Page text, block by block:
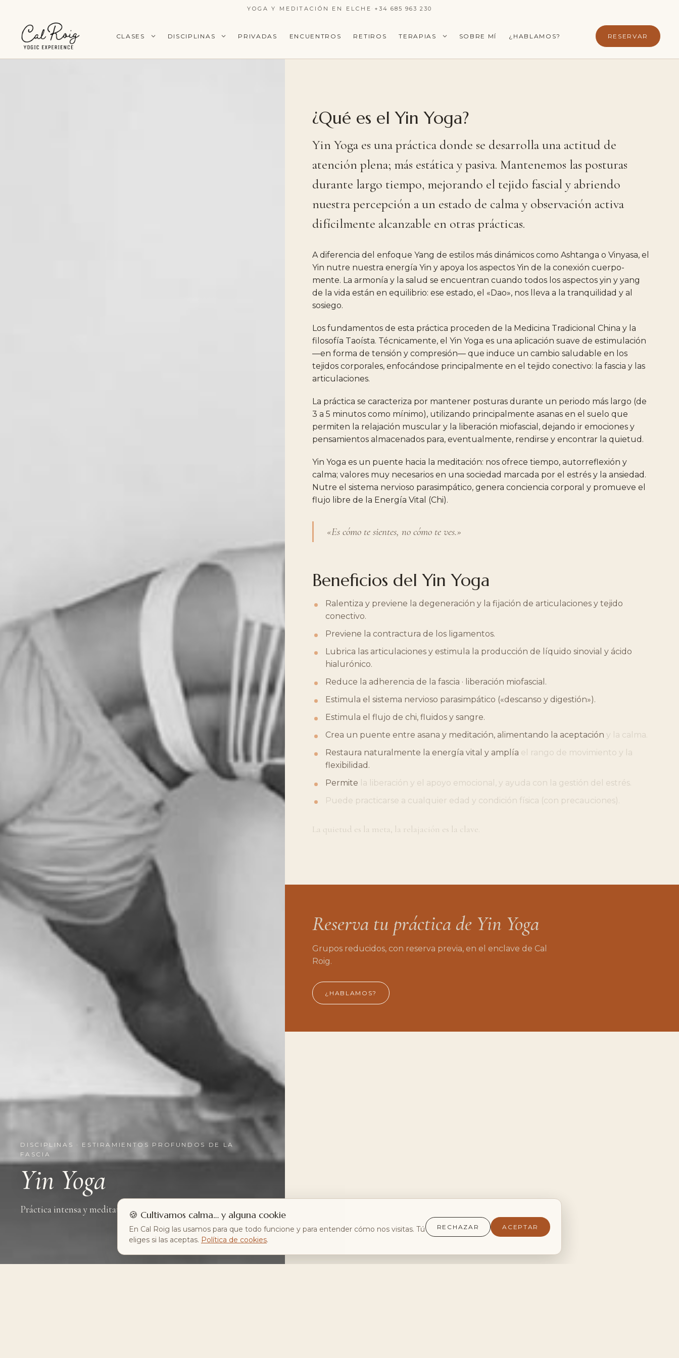
YOGA Y MEDITACIÓN EN ELCHE · +34 685 963 230
CLASES DISCIPLINAS PRIVADAS ENCUENTROS RETIROS TERAPIAS SOBRE MÍ ¿HABLAMOS? RESERVAR
DISCIPLINAS · ESTIRAMIENTOS PROFUNDOS DE LA
FASCIA
Yin Yoga
Práctica intensa y meditativa.
¿Qué es el Yin Yoga?
Yin Yoga es unapráctica donde se desarrollauna actitud de
atención plena; más estáticay pasiva. Mantenemos las posturas
durante largo tiempo, mejorando el tejido fascial y abriendo
nuestrapercepción aun estado de calmay observación activa
difícilmente alcanzable en otras prácticas.
A diferencia del enfoque Yang de estilos más dinámicos como Ashtanga o Vinyasa, el
Yin nutre nuestra energía Yin y apoya los aspectos Yin de la conexión cuerpo-
mente. La armonía y la salud se encuentran cuando todos los aspectos yin y yang
de la vida están en equilibrio: ese estado, el «Dao», nos lleva a la tranquilidad y al
sosiego.
Los fundamentos de esta práctica proceden de la Medicina Tradicional China y la
filosofía Taoísta. Técnicamente, el Yin Yoga es una aplicación suave de estimulación
—en forma de tensión y compresión— que induce un cambio saludable en los
tejidos corporales, enfocándose principalmente en el tejido conectivo: la fascia y las
articulaciones.
La práctica se caracteriza por mantener posturas durante un periodo más largo (de
3 a 5 minutos como mínimo), utilizando principalmente asanas en el suelo que
permiten la relajación muscular y la liberación miofascial, dejando ir emociones y
pensamientos almacenados para, eventualmente, rendirse y encontrar la quietud.
Yin Yoga es un puente hacia la meditación: nos ofrece tiempo, autorreflexión y
calma; valores muy necesarios en una sociedad marcada por el estrés y la ansiedad.
Nutre el sistema nervioso parasimpático, genera conciencia corporal y promueve el
flujo libre de la Energía Vital (Chi).
«Es cómo te sientes, no cómo te ves.»
Beneficios del Yin Yoga
Ralentiza y previene la degeneración y la fijación de articulaciones y tejido
conectivo.
Previene la contractura de los ligamentos.
Lubrica las articulaciones y estimula la producción de líquido sinovial y ácido
hialurónico.
Reduce la adherencia de la fascia · liberación miofascial.
Estimula el sistema nervioso parasimpático («descanso y digestión»).
Estimula el flujo de chi, fluidos y sangre.
Crea un puente entre asana y meditación, alimentando la aceptación y la calma.
Restaura naturalmente la energía vital y amplía el rango de movimiento y la
flexibilidad.
Permite la liberación y el apoyo emocional, y ayuda con la gestión del estrés.
Puede practicarse a cualquier edad y condición física (con precauciones).
La quietud es la meta, la relajación es la clave.
Reserva tu práctica de Yin Yoga
Grupos reducidos, con reserva previa, en el enclave de Cal
Roig.
¿HABLAMOS?
🍪 Cultivamos calma… y alguna cookie
En Cal Roig las usamos para que todo funcione y para entender cómo nos visitas. Tú
eliges si las aceptas. Política de cookies.
RECHAZAR ACEPTAR